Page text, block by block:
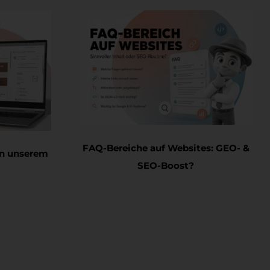
in unserem
FAQ-Bereiche auf Websites: GEO-
SEO-Boost?